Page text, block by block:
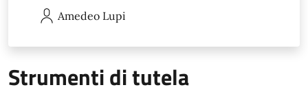
Amedeo Lupi
Strumenti di tutela